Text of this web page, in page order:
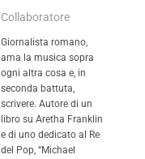
Collaboratore
Giornalista romano,
ama la musica sopra
ogni altra cosa e, in
seconda battuta,
scrivere. Autore di un
libro su Aretha Franklin
e di uno dedicato al Re
del Pop, “Michael